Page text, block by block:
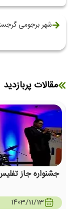
شهر برجومی
مقالات پربازدید
جشنواره جاز
1403/11/13